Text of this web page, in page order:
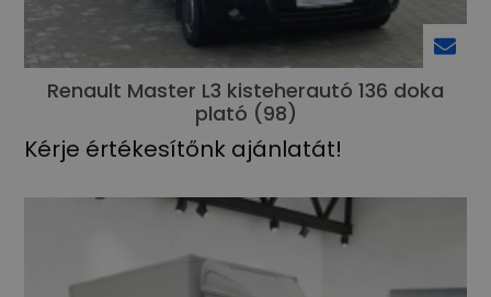
Renault Master L3 kisteherautó 136 doka
plató (98)
Kérje értékesítőnk ajánlatát!